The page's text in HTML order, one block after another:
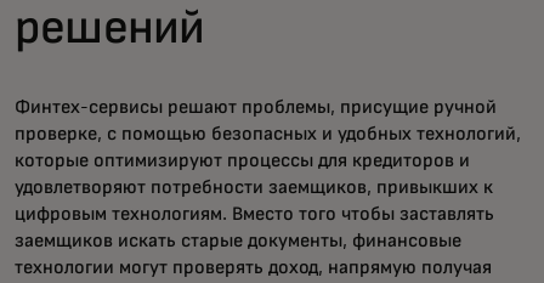
решений
Финтех-сервисы решают проблемы, присущие ручной
проверке, с помощью безопасных и удобных технологий,
которые оптимизируют процессы для кредиторов и
удовлетворяют потребности заемщиков, привыкших к
цифровым технологиям. Вместо того чтобы заставлять
заемщиков искать старые документы, финансовые
технологии могут проверять доход, напрямую получая